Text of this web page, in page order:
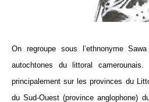
On regroupe sous l’ethnonyme
autochtones du littoral
principalement sur les provinces du
du Sud-Ouest (province anglophone)